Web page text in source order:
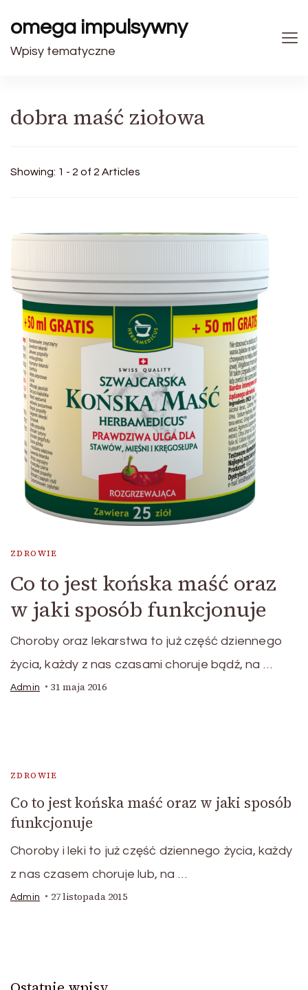
omega impulsywny
Wpisy tematyczne
dobra maść ziołowa
Showing: 1 - 2 of 2 Articles
ZDROWIE
Co to jest końska maść oraz
w jaki sposób funkcjonuje
Choroby oraz lekarstwa to już część dziennego
życia, każdy z nas czasami choruje bądź, na …
Admin 31 maja 2016
ZDROWIE
Co to jest końska maść oraz w jaki sposób
funkcjonuje
Choroby i leki to już część dziennego życia, każdy
z nas czasem choruje lub, na …
Admin 27 listopada 2015